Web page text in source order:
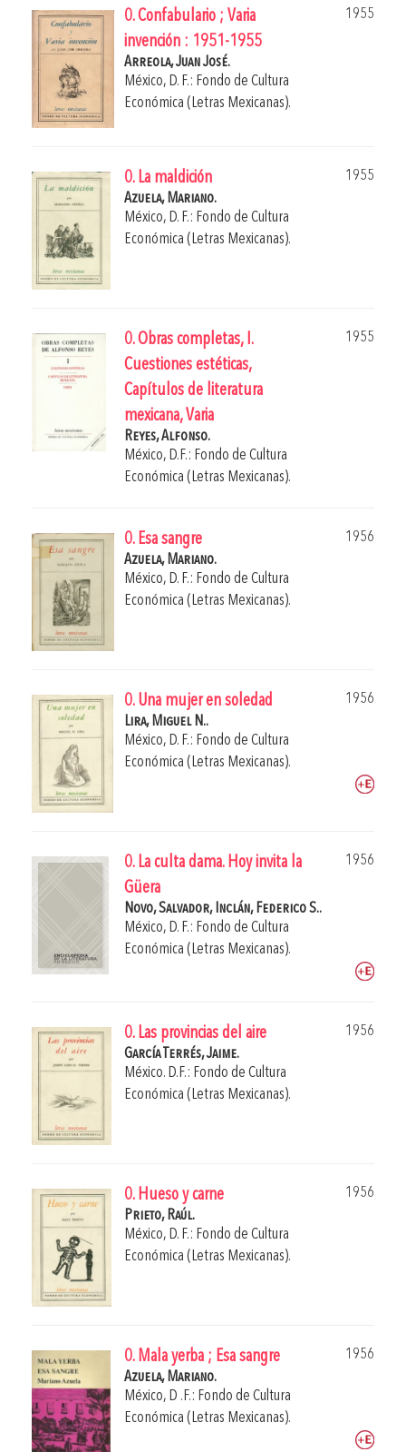
0. Confabulario ; Varia
invención : 1951-1955
1955
Arreola, Juan José.
México, D. F.: Fondo de Cultura
Económica (Letras Mexicanas).
0. La maldición
1955
Azuela, Mariano.
México, D. F.: Fondo de Cultura
Económica (Letras Mexicanas).
0. Obras completas, I.
Cuestiones estéticas,
Capítulos de literatura
mexicana, Varia
1955
Reyes, Alfonso.
México, D.F.: Fondo de Cultura
Económica (Letras Mexicanas).
0. Esa sangre
1956
Azuela, Mariano.
México, D. F.: Fondo de Cultura
Económica (Letras Mexicanas).
0. Una mujer en soledad
1956
Lira, Miguel N..
México, D. F.: Fondo de Cultura
Económica (Letras Mexicanas).
0. La culta dama. Hoy invita la
Güera
1956
Novo, Salvador, Inclán, Federico S..
México, D. F.: Fondo de Cultura
Económica (Letras Mexicanas).
0. Las provincias del aire
1956
García Terrés, Jaime.
México. D.F.: Fondo de Cultura
Económica (Letras Mexicanas).
0. Hueso y carne
1956
Prieto, Raúl.
México, D. F.: Fondo de Cultura
Económica (Letras Mexicanas).
0. Mala yerba ; Esa sangre
1956
Azuela, Mariano.
México, D .F.: Fondo de Cultura
Económica (Letras Mexicanas).